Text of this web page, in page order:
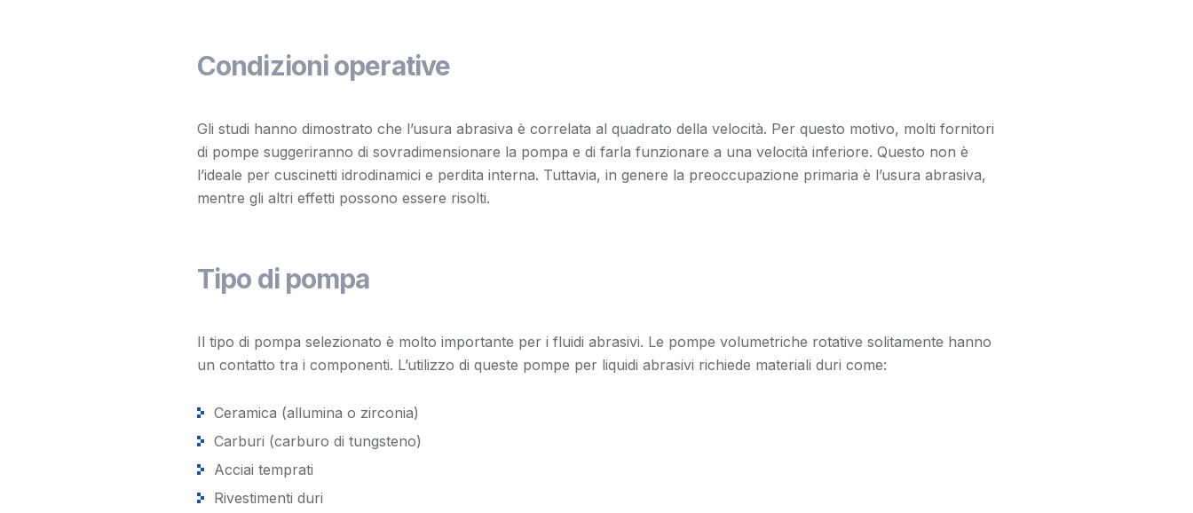
Condizioni operative
Gli studi hanno dimostrato che l’usura abrasiva è correlata al quadrato della velocità. Per questo motivo, molti fornitori
di pompe suggeriranno di sovradimensionare la pompa e di farla funzionare a una velocità inferiore. Questo non è
l’ideale per cuscinetti idrodinamici e perdita interna. Tuttavia, in genere la preoccupazione primaria è l’usura abrasiva,
mentre gli altri effetti possono essere risolti.
Tipo di pompa
Il tipo di pompa selezionato è molto importante per i fluidi abrasivi. Le pompe volumetriche rotative solitamente hanno
un contatto tra i componenti. L’utilizzo di queste pompe per liquidi abrasivi richiede materiali duri come:
Ceramica (allumina o zirconia)
Carburi (carburo di tungsteno)
Acciai temprati
Rivestimenti duri